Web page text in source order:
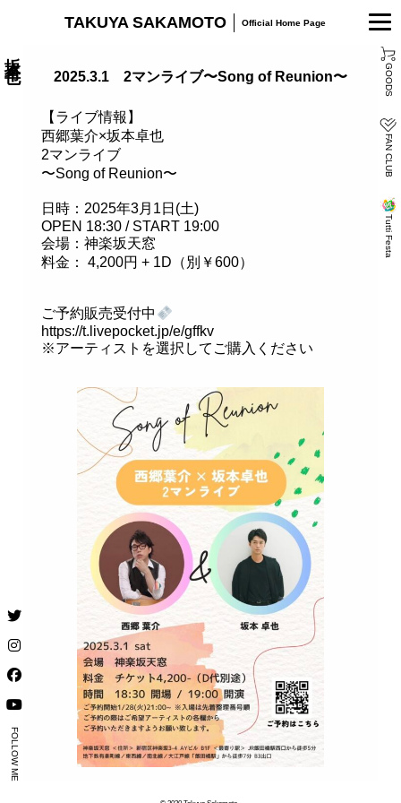
TAKUYA SAKAMOTO Official Home Page
FOLLOW ME
2025.3.1 2マンライブ〜Song of Reunion〜
【ライブ情報】
西郷葉介×坂本卓也
2マンライブ
〜Song of Reunion〜
日時：2025年3月1日(土)
OPEN 18:30 / START 19:00
会場：神楽坂天窓
料金： 4,200円 + 1D（別￥600）
ご予約販売受付中
https://t.livepocket.jp/e/gffkv
※アーティストを選択してご購入ください
GOODS
FAN CLUB
Tutti Festa